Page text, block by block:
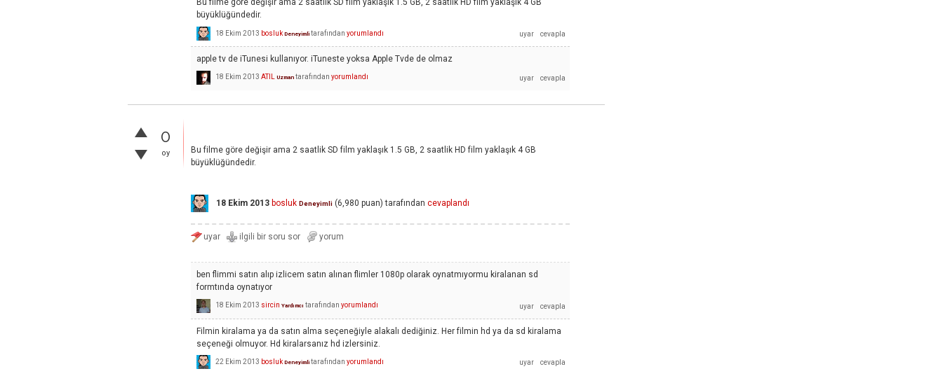
büyüklüğündedir.
18 Ekim 2013 bosluk Deneyimli tarafından yorumlandı
apple tv de iTunesi kullanıyor. iTuneste yoksa Apple Tvde de olmaz
18 Ekim 2013 ATIL Uzman tarafından yorumlandı
0
oy
Bu filme göre değişir ama 2 saatlik SD film yaklaşık 1.5 GB, 2 saatlik HD film yaklaşık 4 GB
büyüklüğündedir.
18 Ekim 2013 bosluk Deneyimli (6,980 puan) tarafından cevaplandı
ben flimmi satın alıp izlicem satın alınan flimler 1080p olarak oynatmıyormu kiralanan sd
formtında oynatıyor
18 Ekim 2013 sircin Yardımcı tarafından yorumlandı
Filmin kiralama ya da satın alma seçeneğiyle alakalı dediğiniz. Her filmin hd ya da sd kiralama
seçeneği olmuyor. Hd kiralarsanız hd izlersiniz.
22 Ekim 2013 bosluk Deneyimli tarafından yorumlandı